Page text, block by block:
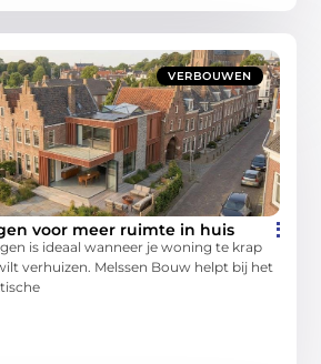
VERBOUWEN
voor meer ruimte in huis
is ideaal wanneer je woning te krap
verhuizen. Melssen Bouw helpt bij het